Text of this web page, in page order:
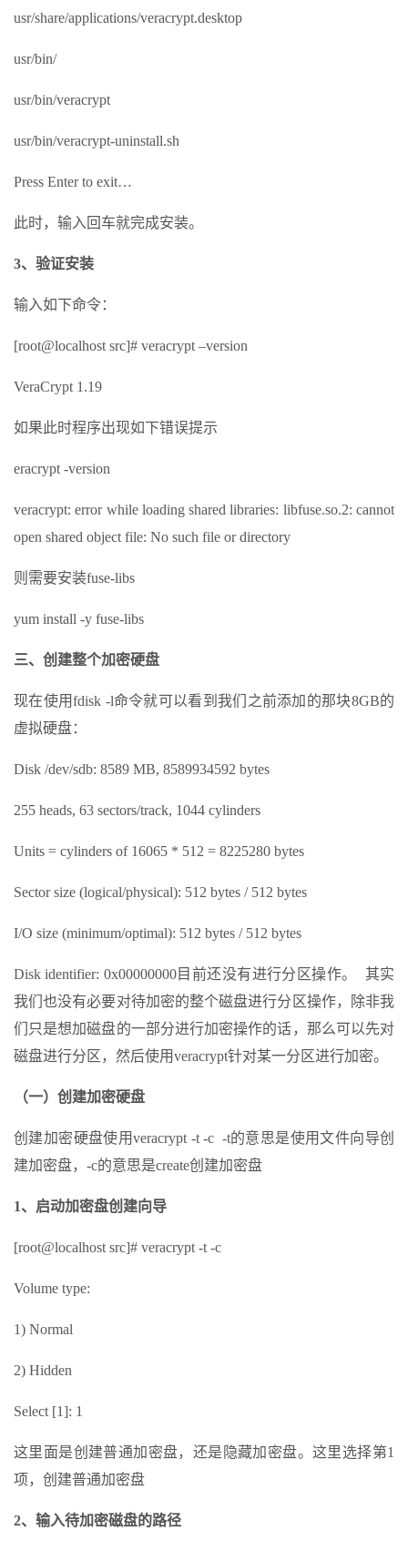
usr/share/applications/veracrypt.desktop
usr/bin/
usr/bin/veracrypt
usr/bin/veracrypt-uninstall.sh
Press Enter to exit…
此时，输入回车就完成安装。
3、验证安装
输入如下命令：
[root@localhost src]# veracrypt –version
VeraCrypt 1.19
如果此时程序出现如下错误提示
eracrypt -version
veracrypt: error while loading shared libraries: libfuse.so.2: cannot
open shared object file: No such file or directory
则需要安装fuse-libs
yum install -y fuse-libs
三、创建整个加密硬盘
现在使用fdisk -l命令就可以看到我们之前添加的那块8GB的
虚拟硬盘：
Disk /dev/sdb: 8589 MB, 8589934592 bytes
255 heads, 63 sectors/track, 1044 cylinders
Units = cylinders of 16065 * 512 = 8225280 bytes
Sector size (logical/physical): 512 bytes / 512 bytes
I/O size (minimum/optimal): 512 bytes / 512 bytes
Disk identifier: 0x00000000目前还没有进行分区操作。 其实
我们也没有必要对待加密的整个磁盘进行分区操作，除非我
们只是想加磁盘的一部分进行加密操作的话，那么可以先对
磁盘进行分区，然后使用veracrypt针对某一分区进行加密。
（一）创建加密硬盘
创建加密硬盘使用veracrypt -t -c -t的意思是使用文件向导创
建加密盘，-c的意思是create创建加密盘
1、启动加密盘创建向导
[root@localhost src]# veracrypt -t -c
Volume type:
1) Normal
2) Hidden
Select [1]: 1
这里面是创建普通加密盘，还是隐藏加密盘。这里选择第1
项，创建普通加密盘
2、输入待加密磁盘的路径